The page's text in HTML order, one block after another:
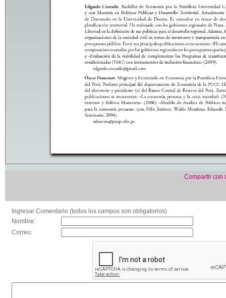
Compartir con
Ingresar Comentario (todos los campos son obligatorios)
Nombre:
Correo: